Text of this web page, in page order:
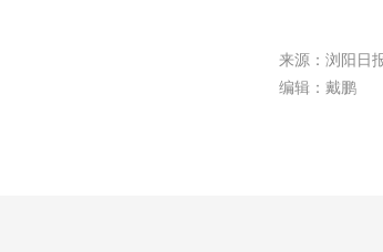
来源：浏阳日
编辑：戴鹏